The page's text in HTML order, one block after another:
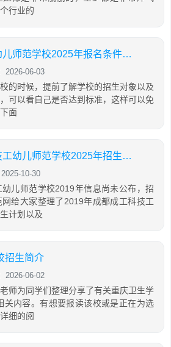
行业的
成都城市建设技工幼儿师范学校2025年报名条件、招生对象
2026-06-03
的时候，提前了解学校的招生对象以及
可以看自己是否达到标准，这样可以免
面
成都成工科技工程技工幼儿师范学校2025年招生计划
10-30
儿师范学校2019年信息尚未公布，招
给大家整理了2019年成都成工科技工
计划以及
招生简介
2026-06-02
师为同学们整理分享了有关重庆卫生学
关内容。有想要报读该校或是正在为选
细的阅